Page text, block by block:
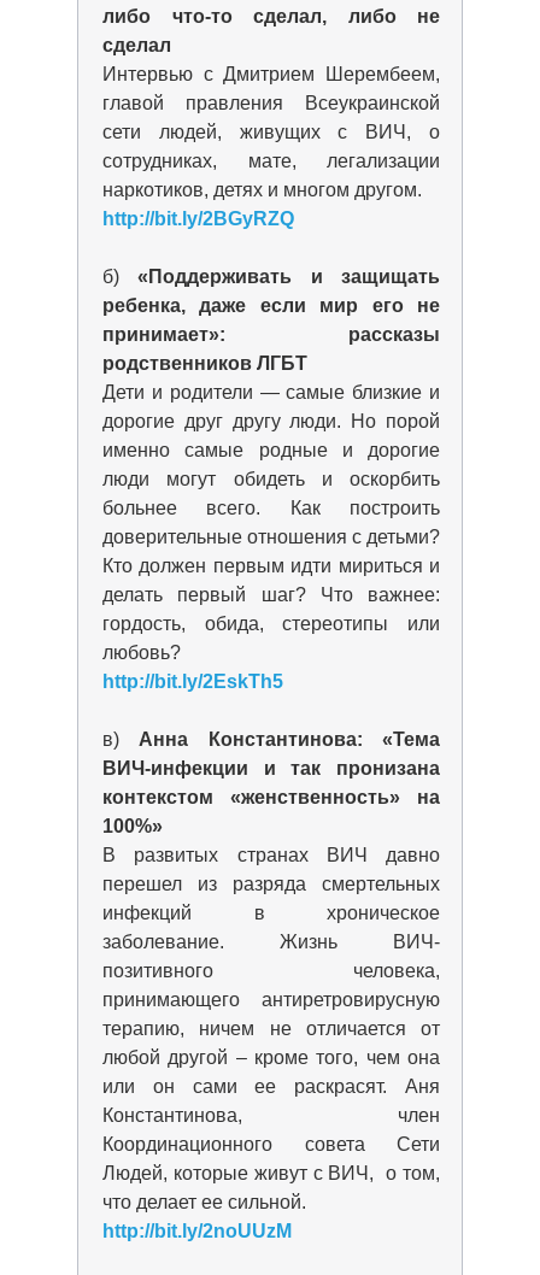
либо что-то сделал, либо не
сделал
Интервью с Дмитрием Шерембеем,
главой правления Всеукраинской
сети людей, живущих с ВИЧ, о
сотрудниках, мате, легализации
наркотиков, детях и многом другом.
http://bit.ly/2BGyRZQ
б)«Поддерживать и защищать
ребенка, даже если мир его не
принимает»: рассказы
родственников ЛГБТ
Дети и родители — самые близкие и
дорогие друг другу люди. Но порой
именно самые родные и дорогие
люди могут обидеть и оскорбить
больнее всего. Как построить
доверительные отношения с детьми?
Кто должен первым идти мириться и
делать первый шаг? Что важнее:
гордость, обида, стереотипы или
любовь?
http://bit.ly/2EskTh5
в) Анна Константинова: «Тема
ВИЧ-инфекции и так пронизана
контекстом «женственность» на
100%»
В развитых странах ВИЧ давно
перешел из разряда смертельных
инфекций в хроническое
заболевание. Жизнь ВИЧ-
позитивного человека,
принимающего антиретровирусную
терапию, ничем не отличается от
любой другой – кроме того, чем она
или он сами ее раскрасят. Аня
Константинова, член
Координационного совета Сети
Людей, которые живут с ВИЧ, о том,
что делает ее сильной.
http://bit.ly/2noUUzM